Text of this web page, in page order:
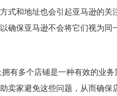
式和地址也会引起亚马逊的
确保亚马逊不会将它们视为同
有多个店铺是一种有效的业
卖家避免这些问题，从而确保